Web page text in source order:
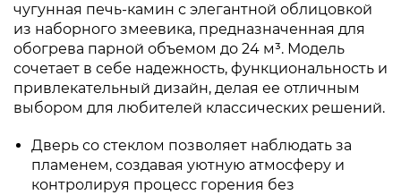
чугунная печь-камин с элегантной облицовкой
из наборного змеевика, предназначенная для
обогрева парной объемом до 24 м³. Модель
сочетает в себе надежность, функциональность и
привлекательный дизайн, делая ее отличным
выбором для любителей классических решений.
Дверь со стеклом позволяет наблюдать за
пламенем, создавая уютную атмосферу и
контролируя процесс горения без